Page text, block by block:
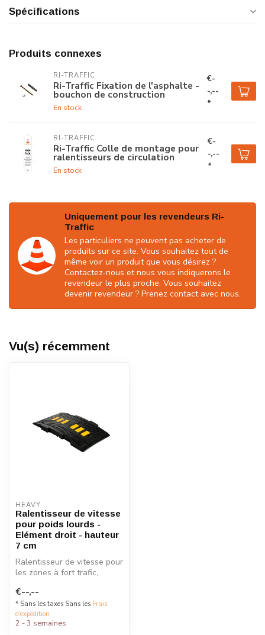
Spécifications
Produits connexes
RI-TRAFFIC
Ri-Traffic Fixation de l'asphalte -
bouchon de construction
En stock
€-
-,--
*
RI-TRAFFIC
Ri-Traffic Colle de montage pour
ralentisseurs de circulation
En stock
€-
-,--
*
Uniquement pour les revendeurs Ri-
Traffic
Les particuliers ne peuvent pas acheter de
produits sur ce site. Vous souhaitez tout de
même voir un produit que vous désirez ?
Contactez-nous et nous vous indiquerons le
revendeur le plus proche. Vous souhaitez
devenir revendeur ? Prenez contact avec nous.
Vu(s) récemment
HEAVY
Ralentisseur de vitesse
pour poids lourds -
Elément droit - hauteur
7 cm
Ralentisseur de vitesse pour
les zones à fort trafic,
rec...
€--,--
* Sans les taxes Sans les Frais
d'expédition
2 - 3 semaines